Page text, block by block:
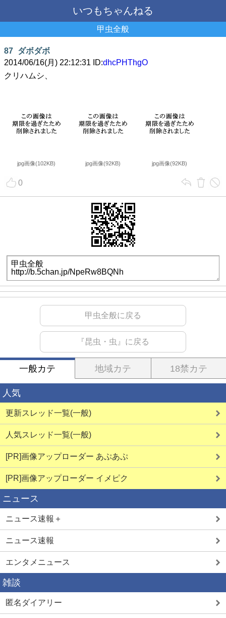
いつもちゃんねる
甲虫全般
87 ダボダボ
2014/06/16(月) 22:12:31 ID:dhcPHThgO
クリハムシ、
jpg画像(102KB) jpg画像(92KB) jpg画像(92KB)
0
甲虫全般に戻る
『昆虫・虫』に戻る
一般カテ 地域カテ 18禁カテ
人気
更新スレッド一覧(一般)
人気スレッド一覧(一般)
[PR]画像アップローダー あぷあぷ
[PR]画像アップローダー イメピク
ニュース
ニュース速報＋
ニュース速報
エンタメニュース
雑談
匿名ダイアリー